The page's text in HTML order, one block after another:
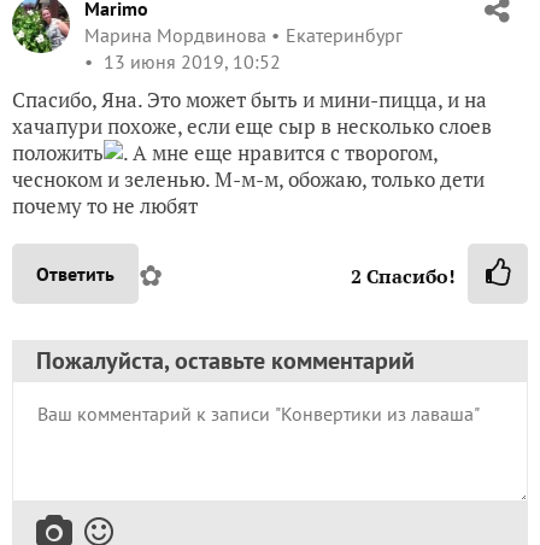
Marimo
Марина Мордвинова
Екатеринбург
13 июня 2019, 10:52
Спасибо, Яна. Это может быть и мини-пицца, и на
хачапури похоже, если еще сыр в несколько слоев
положить
. А мне еще нравится с творогом,
чесноком и зеленью. М-м-м, обожаю, только дети
почему то не любят
Ответить ✿ 2 Спасибо!
Пожалуйста, оставьте комментарий